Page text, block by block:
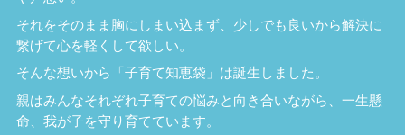
それをそのまま胸にしまい込まず、少しでも良いから解決に
繋げて心を軽くして欲しい。
そんな想いから「子育て知恵袋」は誕生しました。
親はみんなそれぞれ子育ての悩みと向き合いながら、一生懸
命、我が子を守り育てています。